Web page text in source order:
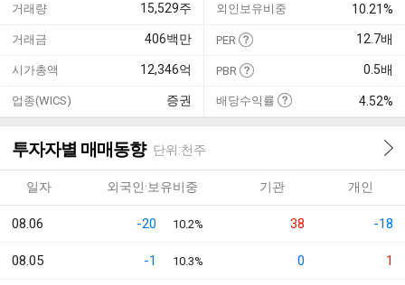
거래량 15,529주 외인보유비중 10.21%
거래금 406백만 PER 12.7배
시가총액 12,346억 PBR 0.5배
업종(WICS) 증권 배당수익률 4.52%
투자자별 매매동향 단위:천주
일자 외국인·보유비중 기관 개인
08.06 -20 10.2% 38 -18
08.05 -1 10.3% 0 1